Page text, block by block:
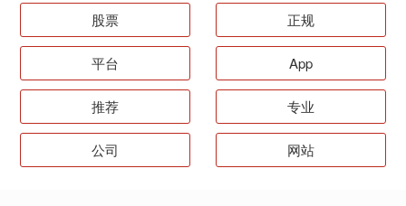
股票 正规
平台 App
推荐 专业
公司 网站